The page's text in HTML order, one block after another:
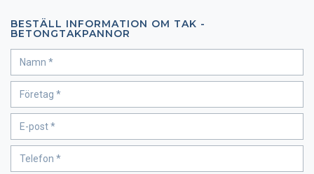
BESTÄLL INFORMATION OM TAK -
BETONGTAKPANNOR